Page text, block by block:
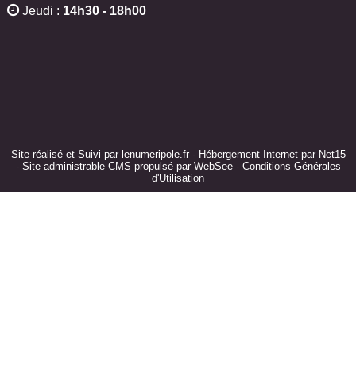
Jeudi : 14h30 - 18h00
Site réalisé et Suivi par lenumeripole.fr- Hébergement Internet par Net15
- Site administrable CMS propulsé par WebSee- Conditions Générales
d'Utilisation